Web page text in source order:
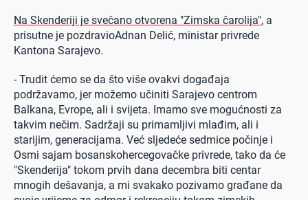
Na Skenderiji je svečano otvorena "Zimska čarolija", a
prisutne je pozdravioAdnan Delić, ministar privrede
Kantona Sarajevo.
- Trudit ćemo se da što više ovakvi događaja
podržavamo, jer možemo učiniti Sarajevo centrom
Balkana, Evrope, ali i svijeta. Imamo sve mogućnosti za
takvim nečim. Sadržaji su primamljivi mlađim, ali i
starijim, generacijama. Već sljedeće sedmice počinje i
Osmi sajam bosanskohercegovačke privrede, tako da će
"Skenderija" tokom prvih dana decembra biti centar
mnogih dešavanja, a mi svakako pozivamo građane da